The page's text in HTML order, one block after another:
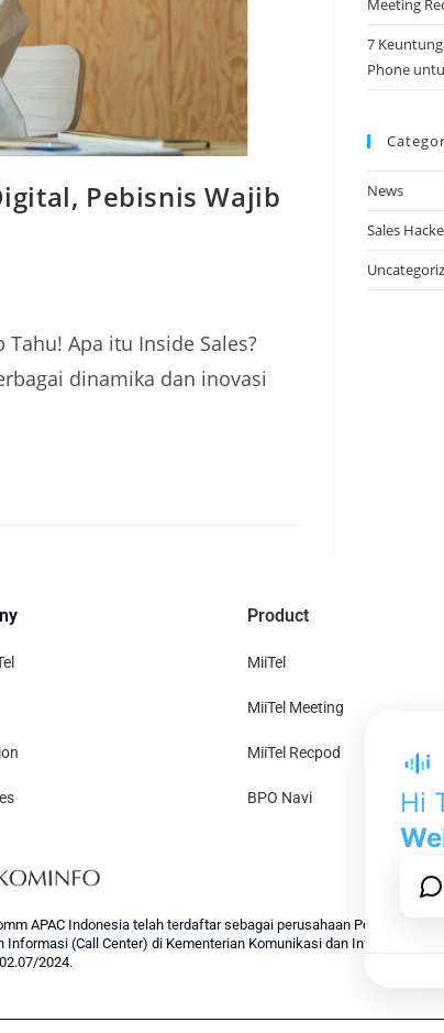
Pebisnis Wajib
Apa itu Inside Sales?
dinamika dan inovasi
Meeting
7
Phone
News
Sales
Product
MiiTel
MiiTel Meeting
MiiTel Recpod
BPO Navi
APAC Indonesia telah terdaftar sebagai perusahaan
Informasi (Call Center) di Kementerian Komunikasi dan Informasi
2024.